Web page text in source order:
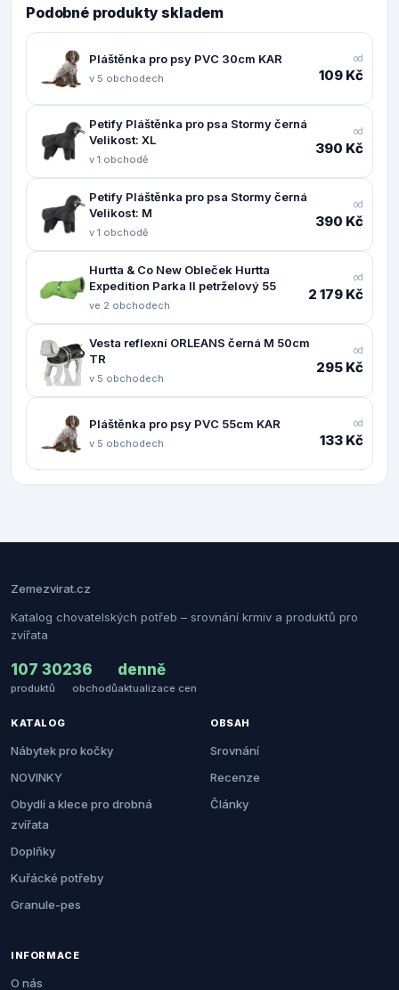
Podobné produkty skladem
Pláštěnka pro psy PVC 30cm KAR
v 5 obchodech
od
109 Kč
Petify Pláštěnka pro psa Stormy černá
Velikost: XL
v 1 obchodě
od
390 Kč
Petify Pláštěnka pro psa Stormy černá
Velikost: M
v 1 obchodě
od
390 Kč
Hurtta & Co New Obleček Hurtta
Expedition Parka II petrželový 55
ve 2 obchodech
od
2 179 Kč
Vesta reflexní ORLEANS černá M 50cm
TR
v 5 obchodech
od
295 Kč
Pláštěnka pro psy PVC 55cm KAR
v 5 obchodech
od
133 Kč
Zemezvirat.cz
Katalog chovatelských potřeb – srovnání krmiv a produktů pro
zvířata
107 302
produktů
36
obchodů
denně
aktualizace cen
KATALOG
Nábytek pro kočky
NOVINKY
Obydlí a klece pro drobná
zvířata
Doplňky
Kuřácké potřeby
Granule-pes
OBSAH
Srovnání
Recenze
Články
INFORMACE
O nás